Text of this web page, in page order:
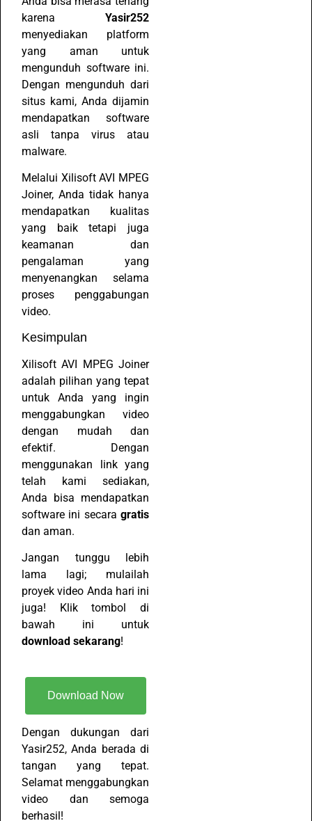
karena Yasir252
menyediakan platform
yang aman untuk
mengunduh software ini.
Dengan mengunduh dari
situs kami, Anda dijamin
mendapatkan software
asli tanpa virus atau
malware.
Melalui Xilisoft AVI MPEG
Joiner, Anda tidak hanya
mendapatkan kualitas
yang baik tetapi juga
keamanan dan
pengalaman yang
menyenangkan selama
proses penggabungan
video.
Kesimpulan
Xilisoft AVI MPEG Joiner
adalah pilihan yang tepat
untuk Anda yang ingin
menggabungkan video
dengan mudah dan
efektif. Dengan
menggunakan link yang
telah kami sediakan,
Anda bisa mendapatkan
software ini secara gratis
dan aman.
Jangan tunggu lebih
lama lagi; mulailah
proyek video Anda hari ini
juga! Klik tombol di
bawah ini untuk
download sekarang!
Download Now
Dengan dukungan dari
Yasir252, Anda berada di
tangan yang tepat.
Selamat menggabungkan
video dan semoga
berhasil!